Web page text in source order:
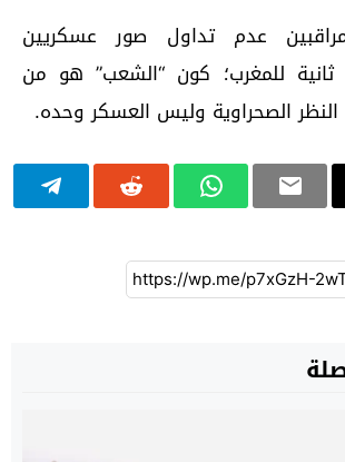
عدم تداول صور عسكريين
ثانية للمغرب؛ كون “الشعب” هو من
الصحراوية وليس العسكر وحده.